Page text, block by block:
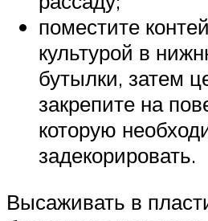
поместите
культурой в
бутылки, затем
закрепите на
которую
задекорировать.
Высаживать в